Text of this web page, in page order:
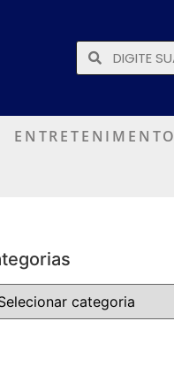
ENTRETENIMENTO